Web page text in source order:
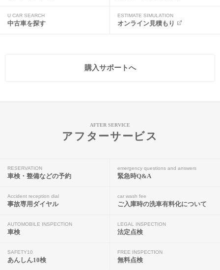
U CAR SEARCH
中古車を探す
ESTIMATE SIMULATION
オンライン見積もり
購入サポートへ
AFTER SERVICE
アフターサービス
RESERVATION
車検・整備などの予約
emergency questions and answers
緊急時Q&A
Accident reception dial
事故専用ダイヤル
car wash fee
ご入庫時の洗車有料化について
AUTOMOBILE INSPECTION
車検
LEGAL INSPECTION
法定点検
SAFETY10
あんしん10検
FREE INSPECTION
無料点検